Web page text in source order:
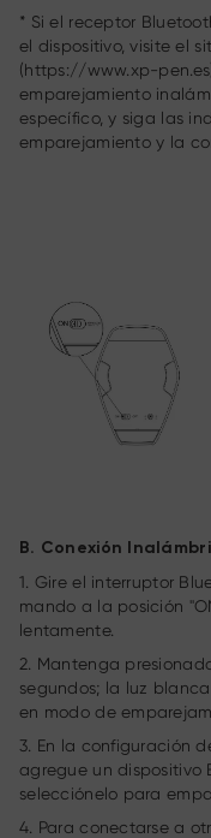
* Si el receptor
el dispositivo, visite el
(https://www.xp-
emparejamiento
específico, y siga las
emparejamiento y la
B. Conexión
1. Gire el interruptor
mando a la posición
lentamente.
2. Mantenga
segundos; la luz
en modo de
3. En la configuración
agregue un dispositivo
selecciónelo para
4. Para conectarse a